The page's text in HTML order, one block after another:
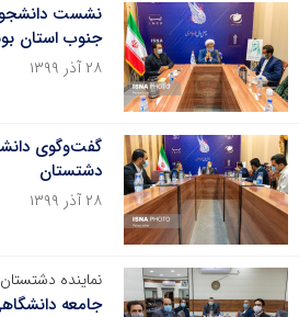
نشست
جنوب استان
۲۸ آذر ۱۳۹۹
گفت‌وگوی
دشتستان
۲۸ آذر ۱۳۹۹
نماینده
جامعه